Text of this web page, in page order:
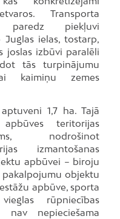
Transporta
paredz piekļuvi
ielas, tostarp,
joslas izbūvi paralēli
tās turpinājumu
kaimiņu zemes
1,7 ha. Tajā
teritorijas
nodrošinot
izmantošanas
apbūvei – biroju
objektu
apbūve, sporta
rūpniecības
nav nepieciešama